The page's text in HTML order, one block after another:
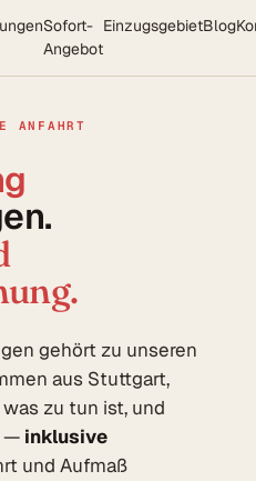
Sofort-
Angebot
EinzugsgebietBlog
ANFAHRT
gehört zu unseren
aus Stuttgart,
zu tun ist, und
— inklusive
und Aufmaß